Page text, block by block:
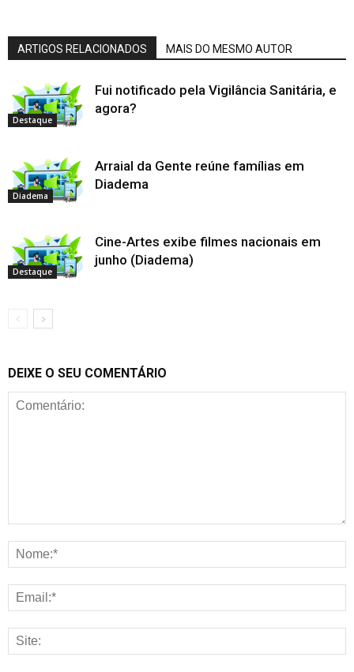
ARTIGOS RELACIONADOS MAIS DO MESMO AUTOR
Destaque
Fui notificado pela Vigilância Sanitária, e
agora?
Diadema
Arraial da Gente reúne famílias em
Diadema
Destaque
Cine-Artes exibe filmes nacionais em
junho (Diadema)
DEIXE O SEU COMENTÁRIO